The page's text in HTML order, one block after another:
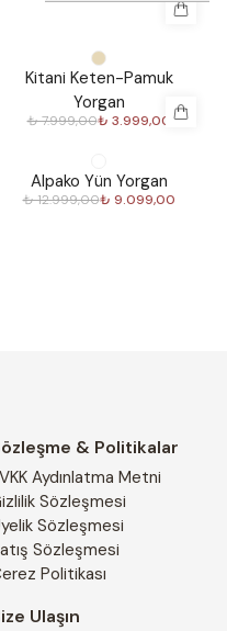
Kitani Keten-Pamuk
Yorgan
₺ 7.999,00₺ 3.999,00
Alpako Yün Yorgan
₺ 12.999,00₺ 9.099,00
& Politikalar
Aydınlatma Metni
Sözleşmesi
Sözleşmesi
Sözleşmesi
Politikası
Ulaşın